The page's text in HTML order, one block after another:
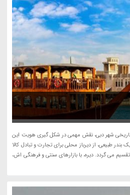
شهر دبی، نقش مهمی در شکل گیری هویت این
طبیعی، از دیرباز محلی برای تجارت و تبادل کالا
می گردد. دیره، با بازارهای سنتی و فرهنگی اش،